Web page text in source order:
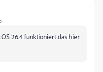
26.4 funktioniert das hier